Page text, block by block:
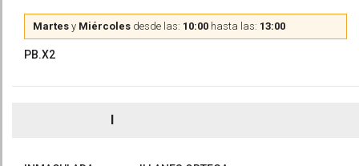
Martes y Miércoles desde las: 10:00 hasta las: 13:00
PB.X2
I